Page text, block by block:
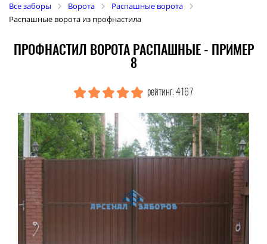
Все заборы Ворота
Распашные ворота
Распашные ворота из профнастила
ПРОФНАСТИЛ ВОРОТА РАСПАШНЫЕ - ПРИМЕР
8
рейтинг: 4167